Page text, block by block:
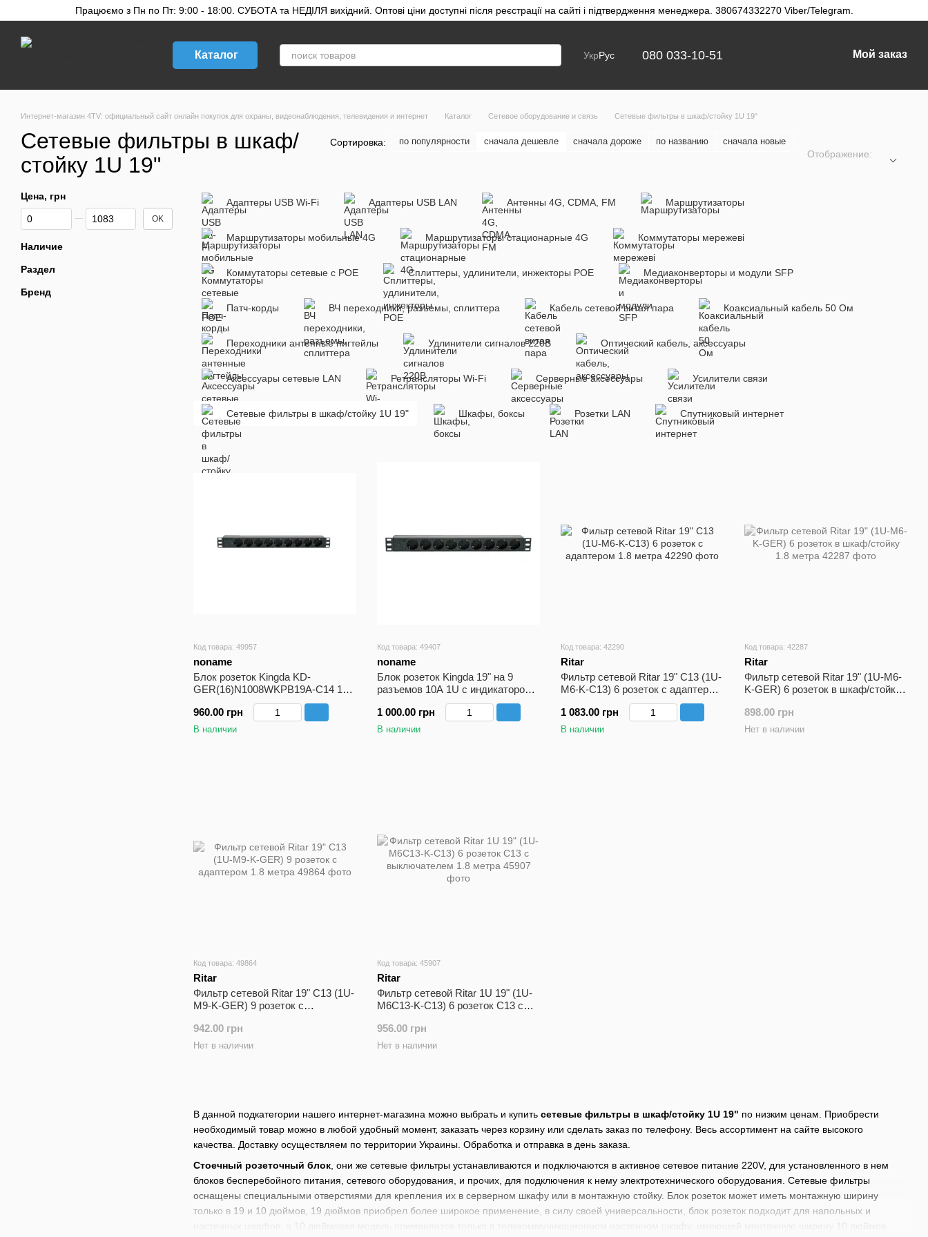
Перейти к основному контенту
Працюємо з Пн по Пт: 9:00 - 18:00. СУБОТА та НЕДІЛЯ вихідний. Оптові ціни доступні після реєстрації на сайті і підтвердження менеджера. 380674332270 Viber/Telegram.
Каталог УкрРус 080 033-10-51 Мой заказ
Интернет-магазин 4TV: официальный сайт онлайн покупок для охраны, видеонаблюдения, телевидения и интернет Каталог Сетевое оборудование и связь Сетевые фильтры в шкаф/стойку 1U 19"
Сетевые фильтры в шкаф/
стойку 1U 19"
Сортировка: по популярности сначала дешевле сначала дороже по названию сначала новые
Отображение:
Адаптеры USB Wi-Fi Адаптеры USB LAN Антенны 4G, CDMA, FM Маршрутизаторы
Маршрутизаторы мобильные 4G Маршрутизаторы стационарные 4G Коммутаторы мережеві
Коммутаторы сетевые с POE Сплиттеры, удлинители, инжекторы POE Медиаконверторы и модули SFP
Патч-корды ВЧ переходники, разъемы, сплиттера Кабель сетевой витая пара Коаксиальный кабель 50 Ом
Переходники антенные пигтейлы Удлинители сигналов 220В Оптический кабель, аксессуары
Аксессуары сетевые LAN Ретрансляторы Wi-Fi Серверные аксессуары Усилители связи
Сетевые фильтры в шкаф/стойку 1U 19" Шкафы, боксы Розетки LAN Спутниковый интернет
В данной подкатегории нашего интернет-магазина можно выбрать и купить сетевые фильтры в шкаф/стойку 1U 19" по низким ценам. Приобрести
необходимый товар можно в любой удобный момент, заказать через корзину или сделать заказ по телефону. Весь ассортимент на сайте высокого
качества. Доставку осуществляем по территории Украины. Обработка и отправка в день заказа.
Стоечный розеточный блок, они же сетевые фильтры устанавливаются и подключаются в активное сетевое питание 220V, для установленного в нем
блоков бесперебойного питания, сетевого оборудования, и прочих, для подключения к нему электротехнического оборудования. Сетевые фильтры
оснащены специальными отверстиями для крепления их в серверном шкафу или в монтажную стойку. Блок розеток может иметь монтажную ширину
только в 19 и 10 дюймов, 19 дюймов приобрел более широкое применение, в силу своей универсальности, блок розеток подходит для напольных и
настенных шкафов, а 10 дюймовая модель применяется только в телекоммуникационном настенном шкафу, имеющей монтажную ширину 10 дюймов.
Код товара: 49957
noname
Блок розеток Kingda KD-
GER(16)N1008WKPB19A-C14 19"
на 8 разъемов 10А 1U с
индикатором без шнура
960.00 грн
В наличии
Код товара: 49407
noname
Блок розеток Kingda 19" на 9
разъемов 10А 1U с индикатором
1 000.00 грн
В наличии
Код товара: 42290
Ritar
Фильтр сетевой Ritar 19" C13 (1U-
M6-K-C13) 6 розеток с адаптером
1 083.00 грн
В наличии
Код товара: 42287
Ritar
Фильтр сетевой Ritar 19" (1U-M6-
K-GER) 6 розеток в шкаф/стойку
898.00 грн
Нет в наличии
Код товара: 49864
Ritar
Фильтр сетевой Ritar 19" C13 (1U-
M9-K-GER) 9 розеток с
942.00 грн
Нет в наличии
Код товара: 45907
Ritar
Фильтр сетевой Ritar 1U 19" (1U-
M6C13-K-C13) 6 розеток C13 с
956.00 грн
Нет в наличии
Цена, грн
От Цена, грн
До Цена, грн OK
Наличие
Раздел
Бренд